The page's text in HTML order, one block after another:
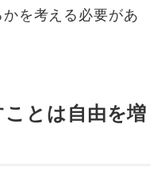
を考える必要があ
とは自由を増